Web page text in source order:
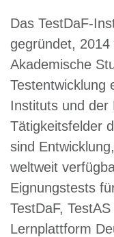
Das TestDaF-
gegründet,
Akademische
Testentwicklung
Instituts und der
Tätigkeitsfelder
sind
weltweit
Eignungstests
TestDaF,
Lernplattform